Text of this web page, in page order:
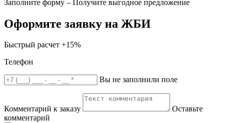
Заполните форму – Получите выгодное предложение
Оформите заявку на ЖБИ
Быстрый расчет +15%
Телефон
Вы не заполнили поле
Комментарий к заказу
Оставьте
комментарий